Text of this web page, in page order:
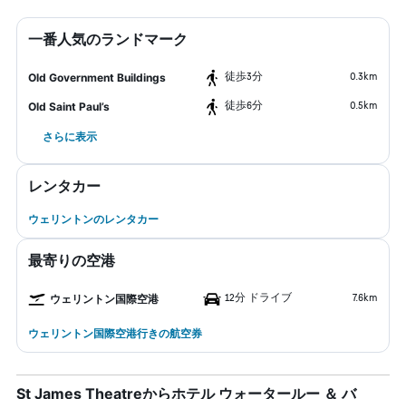
一番人気のランドマーク
Old Government Buildings ​徒歩3分 0.3km
Old Saint Paul’s ​徒歩6分 0.5km
さらに表示
レンタカー
ウェリントンのレンタカー
最寄りの空港
ウェリントン国際空港 12分 ドライブ 7.6km
ウェリントン国際空港行きの航空券
St James Theatreからホテル ウォータールー ＆ バ